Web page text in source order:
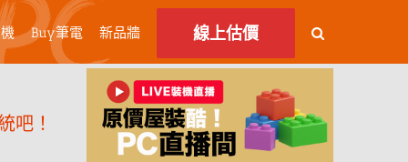
Buy筆電 新品牆 線上估價
吧！